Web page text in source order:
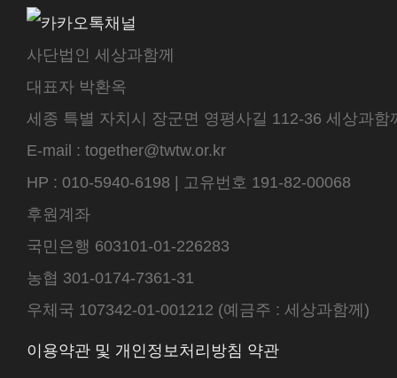
사단법인 세상과함께
대표자 박환옥
세종 특별 자치시 장군면 영평사길 112-36 세상과
E-mail : together@twtw.or.kr
HP : 010-5940-6198 | 고유번호 191-82-00068
후원계좌
국민은행 603101-01-226283
농협 301-0174-7361-31
우체국 107342-01-001212 (예금주 : 세상과함께)
이용약관 및 개인정보처리방침 약관